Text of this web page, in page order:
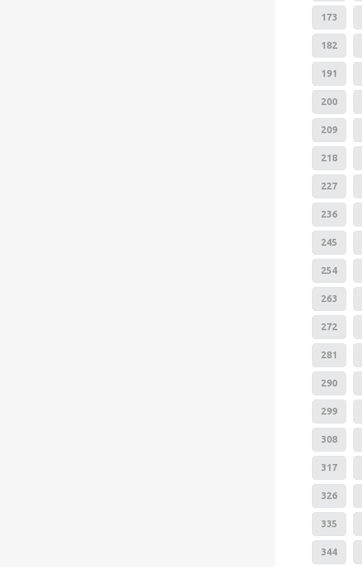
173
182
191
200
209
218
227
236
245
254
263
272
281
290
299
308
317
326
335
344